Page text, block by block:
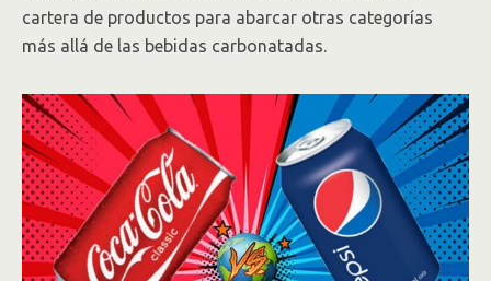
cartera de productos para abarcar otras categorías
más allá de las bebidas carbonatadas.